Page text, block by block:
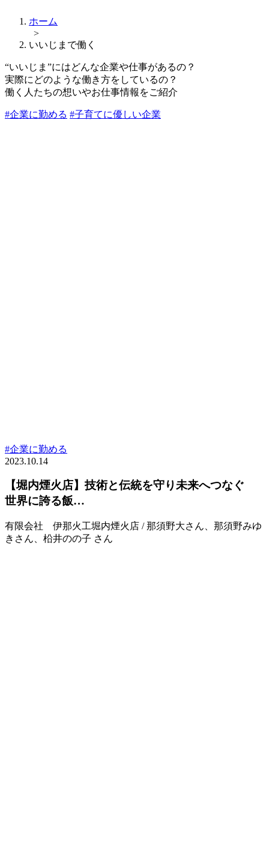
ホーム
>
いいじまで働く
“いいじま”にはどんな企業や仕事があるの？
実際にどのような働き方をしているの？
働く人たちの想いやお仕事情報をご紹介
#企業に勤める #子育てに優しい企業
#企業に勤める
2023.10.14
【堀内煙火店】技術と伝統を守り未来へつなぐ
世界に誇る飯…
有限会社 伊那火工堀内煙火店 / 那須野大さん、那須野みゆ
きさん、柗井のの子 さん